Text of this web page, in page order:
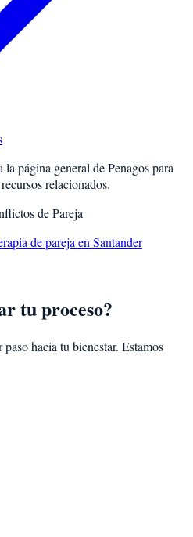
la página general dePenagospara
relacionados.
de Pareja
de pareja en Santander
tu proceso?
hacia tu bienestar. Estamos